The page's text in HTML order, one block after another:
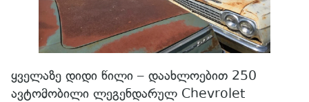
ყველაზე დიდი წილი – დაახლოებით 250
ავტომობილი ლეგენდარულ Chevrolet